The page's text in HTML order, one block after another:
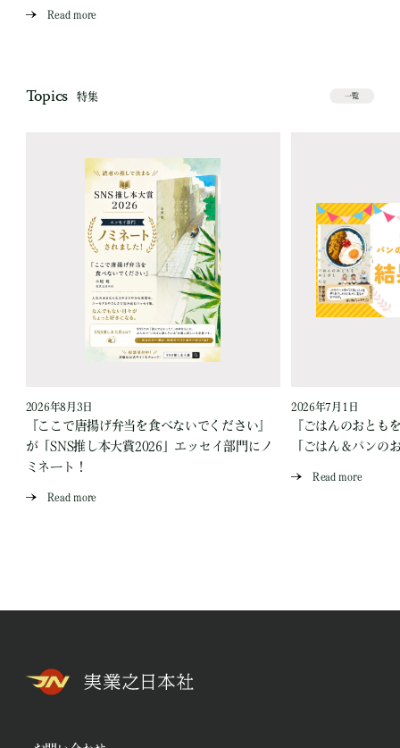
Read more
Topics 特集 一覧
2026年8月3日
『ここで唐揚げ弁当を食べないでください』
が「SNS推し本大賞2026」エッセイ部門にノ
ミネート！
Read more
2026年7月1日
『ごはんのおとも
「ごはん＆パンの
Read more